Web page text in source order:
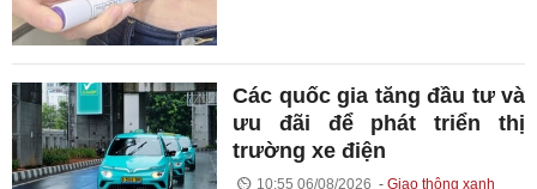
Các quốc gia tăng đầu tư và
ưu đãi để phát triển thị
trường xe điện
10:55 06/08/2026 Giao thông xanh